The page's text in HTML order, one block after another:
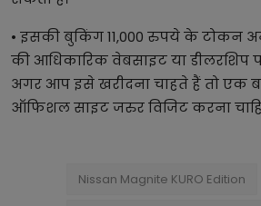
• इसकी बुकिंग 11,000 रुपये के टोकन
की आधिकारिक वेबसाइट या डीलरशिप
अगर आप इसे खरीदना चाहते हैं तो एक
ऑफिशल साइट जरुर विजिट करना
Nissan Magnite KURO Edition